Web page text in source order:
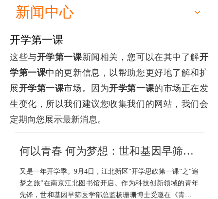
新闻中心
开学第一课
这些与开学第一课新闻相关，您可以在其中了解开
学第一课中的更新信息，以帮助您更好地了解和扩
展开学第一课市场。因为开学第一课的市场正在发
生变化，所以我们建议您收集我们的网站，我们会
定期向您展示最新消息。
何以青春 何为梦想：世和基因早筛医学部总监杨珊珊受邀“开学第一课”
又是一年开学季。9月4日，江北新区“开学思政第一课”之“追
梦之旅”在南京江北图书馆开启。作为科技创新领域的青年
先锋，世和基因早筛医学部总监杨珊珊博士受邀在《青春江